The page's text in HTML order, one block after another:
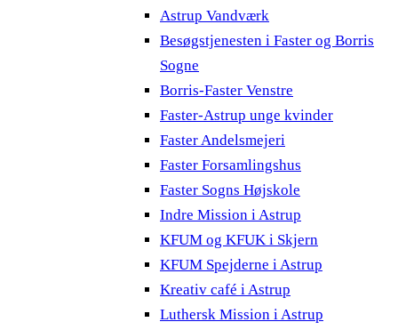
Astrup Vandværk
Besøgstjenesten i Faster og Borris
Sogne
Borris-Faster Venstre
Faster-Astrup unge kvinder
Faster Andelsmejeri
Faster Forsamlingshus
Faster Sogns Højskole
Indre Mission i Astrup
KFUM og KFUK i Skjern
KFUM Spejderne i Astrup
Kreativ café i Astrup
Luthersk Mission i Astrup